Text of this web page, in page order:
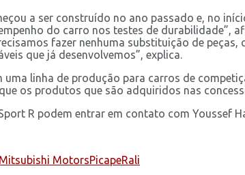
a ser construído no ano passado e, no
do carro nos testes de durabilidade”,
fazer nenhuma substituição de
que já desenvolvemos”, explica.
uma linha de produção para carros de
os produtos que são adquiridos nas
R podem entrar em contato com Youssef
Mitsubishi MotorsPicapeRali